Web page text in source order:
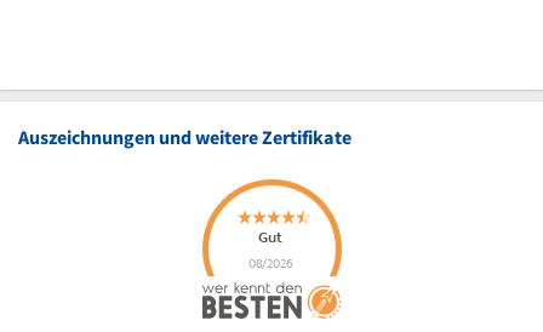
Auszeichnungen und weitere Zertifikate